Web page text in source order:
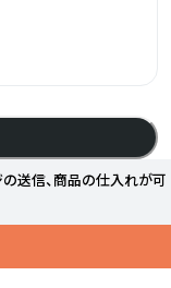
送信、商品の仕入れが可